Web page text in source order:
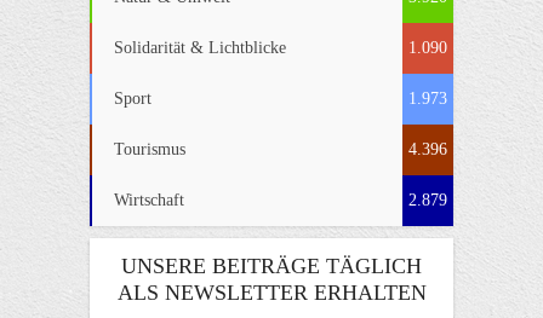
Solidarität & Lichtblicke 1.090
Sport 1.973
Tourismus 4.396
Wirtschaft 2.879
UNSERE BEITRÄGE TÄGLICH
ALS NEWSLETTER ERHALTEN